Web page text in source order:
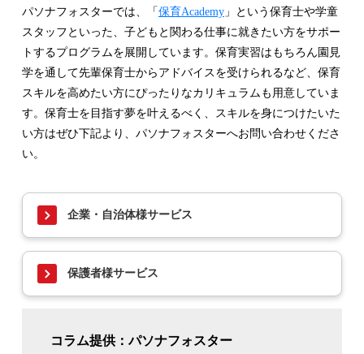
パソナフォスターでは、「 保育Academy」という保育士や学童
スタッフといった、子どもと関わる仕事に就きたい方をサポー
トするプログラムを展開しています。保育実習はもちろん園見
学を通して先輩保育士からアドバイスを受けられるなど、保育
スキルを高めたい方にぴったりなカリキュラムも用意していま
す。保育士を目指す夢を叶えるべく、スキルを身につけたいた
い方はぜひ下記より、パソナフォスターへお問い合わせくださ
い。
企業・自治体様サービス
保護者様サービス
コラム提供：パソナフォスター